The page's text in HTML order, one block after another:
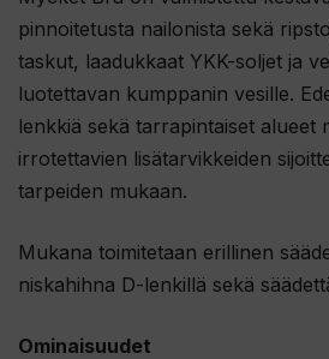
n
t
u
o
t
t
e
t
o
pinnoitetusta nailonista sekä
taskut, laadukkaat YKK-soljet ja
luotettavan kumppanin vesille.
lenkkiä sekä tarrapintaiset alueet
irrotettavien lisätarvikkeiden
tarpeiden mukaan.
Mukana toimitetaan erillinen
niskahihna D-lenkillä sekä
Ominaisuudet